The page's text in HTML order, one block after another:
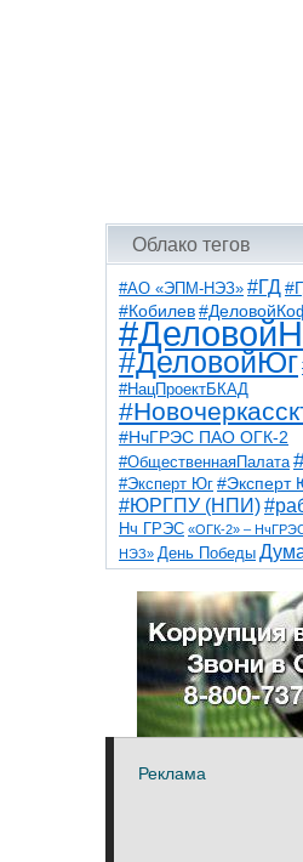
Облако тегов
#АО «ЭПМ-НЭЗ» #ГД
#Кобилев
#ДеловойЮг
#НацПроектБКАД
#НчГРЭС ПАО ОГК-2
#ОбщественнаяПалата
#Эксперт Юг #Эксперт
#ЮРГПУ (НПИ)
Нч ГРЭС «ОГК-2» –
НЭЗ» День Победы
НчГРЭС
благоустройство
детидороги казаки
общественная палата
спорт театр транспорт
Реклама